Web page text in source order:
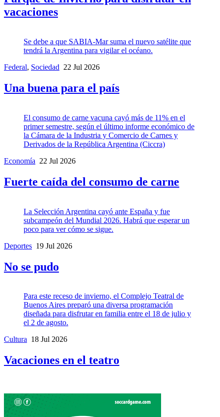
vacaciones
Se debe a que SABIA-Mar suma el nuevo satélite que
tendrá la Argentina para vigilar el océano.
Federal, Sociedad 22 Jul 2026
Una buena para el país
El consumo de carne vacuna cayó más de 11% en el
primer semestre, según el último informe económico de
la Cámara de la Industria y Comercio de Carnes y
Derivados de la República Argentina (Ciccra)
Economía 22 Jul 2026
Fuerte caída del consumo de carne
La Selección Argentina cayó ante España y fue
subcampeón del Mundial 2026. Habrá que esperar un
poco para ver cómo se sigue.
Deportes 19 Jul 2026
No se pudo
Para este receso de invierno, el Complejo Teatral de
Buenos Aires preparó una diversa programación
diseñada para disfrutar en familia entre el 18 de julio y
el 2 de agosto.
Cultura 18 Jul 2026
Vacaciones en el teatro